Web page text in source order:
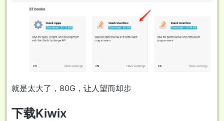
就是太大了，80G，让人望而却步
下载Kiwix